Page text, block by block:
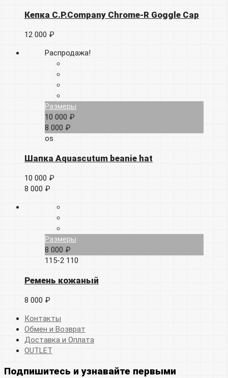
Кепка C.P.Company Chrome-R Goggle Cap
12 000 ₽
Распродажа!
Размеры
10 000 ₽
8 000 ₽
os
Шапка Aquascutum beanie hat
10 000 ₽
8 000 ₽
Размеры
8 000 ₽
115-2 110
Ремень кожаный
8 000 ₽
Контакты
Обмен и Возврат
Доставка и Оплата
OUTLET
Подпишитесь и узнавайте первыми